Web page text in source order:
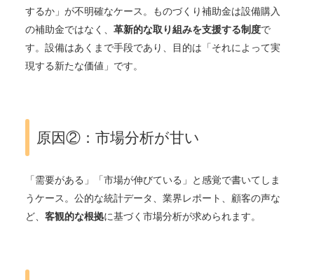
するか」が不明確なケース。ものづくり補助金は設備購入
の補助金ではなく、 革新的な取り組みを支援する制度で
す。設備はあくまで手段であり、目的は「それによって実
現する新たな価値」です。
原因②：市場分析が甘い
「需要がある」「市場が伸びている」と感覚で書いてしま
うケース。公的な統計データ、業界レポート、顧客の声な
ど、 客観的な根拠に基づく市場分析が求められます。